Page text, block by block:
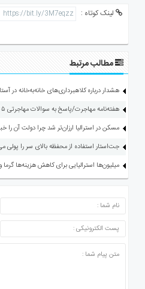
لینک کوتاه :
مطالب مرتبط
هشدار درباره کلاهبرداری‌های خانه‌به‌خانه در
هفته‌نامه مهاجرت/پاسخ به سوالات مهاجرتی ۵ آگوست
مسکن در استرالیا ارزان‌تر شد چرا دولت آن را
جت‌استار استفاده از محفظه بالای سر را پولی
میلیون‌ها استرالیایی برای کاهش هزینه‌ها
ارسال دیدگاه